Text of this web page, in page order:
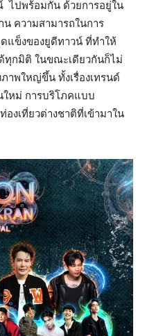
ไปพร้อมกัน ด้วยการอยู่ใน
ความสามารถในการ
แข็งของยูดีทาวน์ ที่ทำให้
ทุกมิติ ในขณะเดียวกันก็ไม่
าพใหญ่ขึ้น ทั้งเรื่องเทรนด์
ใหม่ การบริโภคแบบ
งเที่ยวต่างชาติที่เข้ามาใน